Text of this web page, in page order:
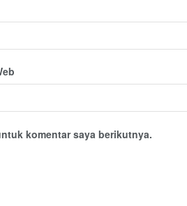
komentar saya berikutnya.